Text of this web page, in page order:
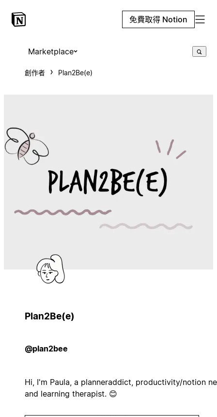
免費取得 Notion
Marketplace
創作者 Plan2Be(e)
Plan2Be(e)
@plan2bee
Hi, I'm Paula, a planneraddict, productivity/notion
and learning therapist. 😊